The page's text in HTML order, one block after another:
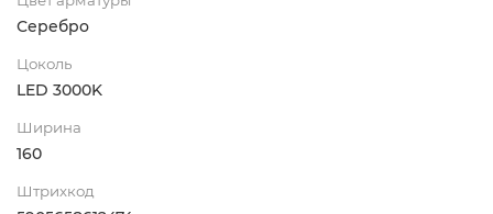
Серебро
Цоколь
LED 3000K
Ширина
160
Штрихкод